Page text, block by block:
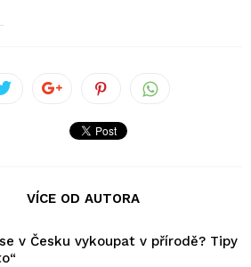
VÍCE OD AUTORA
v Česku vykoupat v přírodě? Tipy